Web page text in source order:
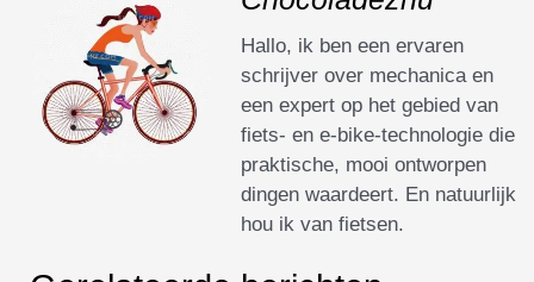
Hallo, ik ben een ervaren
schrijver over mechanica en
een expert op het gebied van
fiets- en e-bike-technologie die
praktische, mooi ontworpen
dingen waardeert. En natuurlijk
hou ik van fietsen.